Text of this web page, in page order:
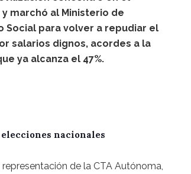
marchó al Ministerio de
Social para volver a repudiar el
salarios dignos, acordes a la
ya alcanza el 47%.
nacionales
de la CTA Autónoma,